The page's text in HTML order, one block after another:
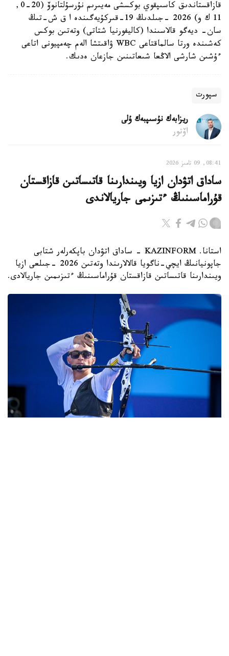
قازاقستاندىق كاسىپقوي بوكسشى مەيىرىم نۇرسۇلتانوۆ (20-0,
11 ك و) 2026 -جىلدىڭ 19-قىركۇيەگىندە ا ق ش-تىڭ
سان- ديەگو قالاسىندا (كاليفورنيا شتاتى) وتەتىن بوكس
كەشىندە ورتا سالماقتاعى WBC ۋاقىتشا الەم چەمپيونى اتاعى
ءۇشىن شارشى الاڭعا شىعاتىنىن جازعان ەدىك.
سپورت
ريزابەك نۇسىپبەك ۇلى
اۆتور
08:41, 09 تامىز 2026
ساداق اتۋدان ازيا ويىندارىنا قاتىساتىن قازاقستان
قۇراماسىنىڭ ءتىزىمى جاريالاندى
استانا. KAZINFORM - ساداق اتۋدان باپكەرلەر شتابى
جاپونيانىڭ ايچي-ناگويا قالالارىندا وتەتىن 2026 -جىلعى ازيا
ويىندارىنا قاتىساتىن قازاقستان قۇراماسىنىڭ ءتىزىمىن جاريالادى.